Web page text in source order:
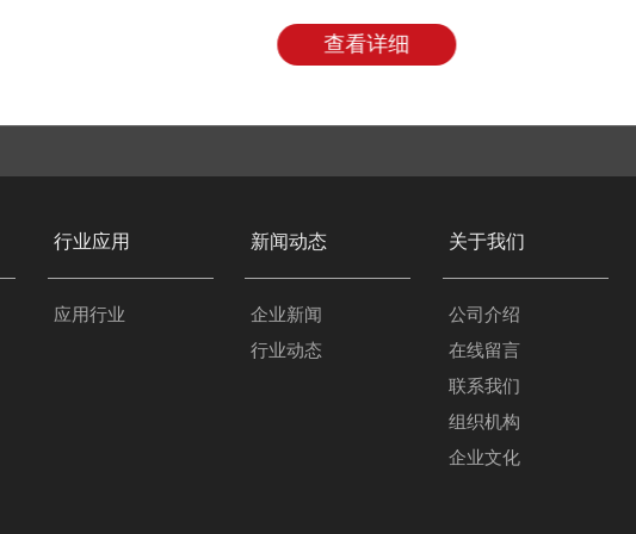
查看详细
行业应用
应用行业
新闻动态
企业新闻
行业动态
关于我们
公司介绍
在线留言
联系我们
组织机构
企业文化